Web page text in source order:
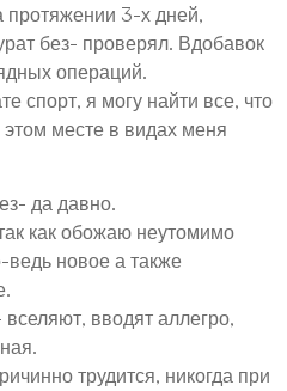
3-х дней,
без- проверял. Вдобавок
операций.
спорт, я могу найти все, что
месте в видах меня
да давно.
как обожаю неутомимо
ведь новое а также
вводят аллегро,
трудится, никогда при